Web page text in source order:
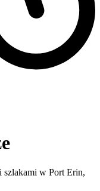
szlakami w Port Erin,